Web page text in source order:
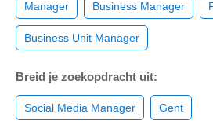
Manager Business Manager
Business Unit Manager
Breid je zoekopdracht uit:
Social Media Manager Gent